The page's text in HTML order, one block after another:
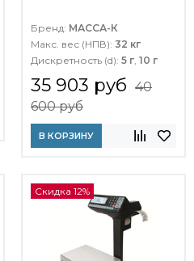
Бренд: МАССА-К
Макс. вес (НПВ): 32 кг
Дискретность (d): 5 г, 10 г
35 903 руб 40
600 руб
В КОРЗИНУ
Скидка 12%